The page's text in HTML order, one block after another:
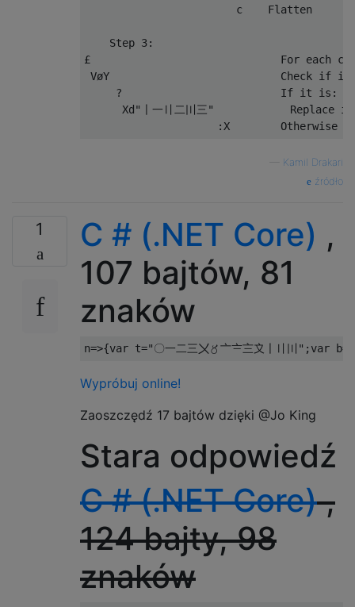
                        c    Flatten
    Step 3:
£                              For each
VøY                           Check if its
     ?                         If it is:
Xd"〡一〢二〣三"            Replace
Kamil Drakari
źródło
1 C # (.NET Core) ,
107 bajtów, 81
znaków
n=>{var t="〇一二三〤〥〦〧〨〩〡〢〣" ; var b=
Wypróbuj online!
Zaoszczędź 17 bajtów dzięki @Jo King
Stara odpowiedź
C # (.NET Core),
124 bajty, 98
znaków